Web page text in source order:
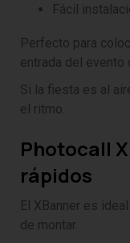
Fácil
Perfecto para
entrada del evento
Si la fiesta es al
el ritmo.
Photocall
rápidos
El XBanner es
de montar.